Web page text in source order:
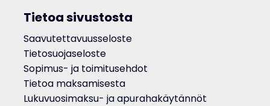
Tietoa sivustosta
Saavutettavuusseloste
Tietosuojaseloste
Sopimus- ja toimitusehdot
Tietoa maksamisesta
Lukuvuosimaksu- ja apurahakäytännöt